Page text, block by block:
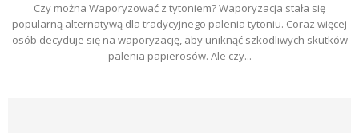
Czy można Waporyzować z tytoniem? Waporyzacja stała się
popularną alternatywą dla tradycyjnego palenia tytoniu. Coraz więcej
osób decyduje się na waporyzację, aby uniknąć szkodliwych skutków
palenia papierosów. Ale czy...